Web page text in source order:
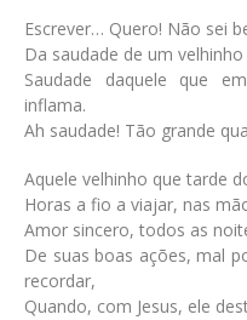
Escrever… Quero! Não sei
Da saudade de um
Saudade daquele que
inflama.
Ah saudade! Tão grande
Aquele velhinho que tarde
Horas a fio a viajar, nas
Amor sincero, todos as
De suas boas ações, mal
recordar,
Quando, com Jesus, ele